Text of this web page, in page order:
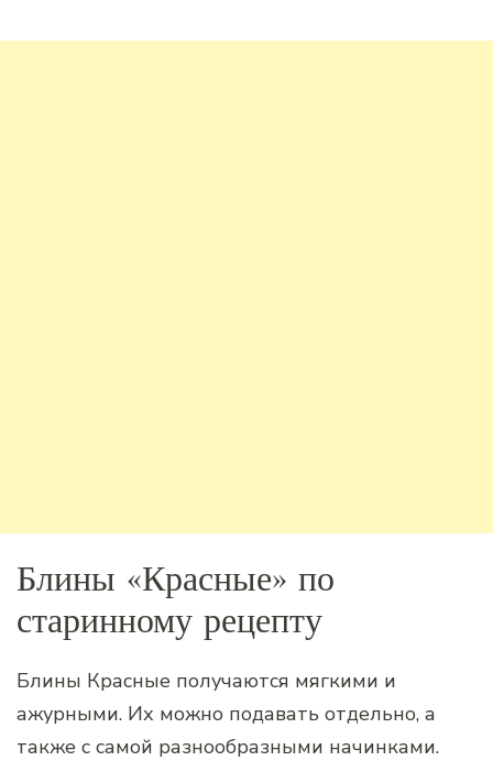
Блины «Красные» по
старинному рецепту
Блины Красные получаются мягкими и
ажурными. Их можно подавать отдельно, а
также с самой разнообразными начинками.